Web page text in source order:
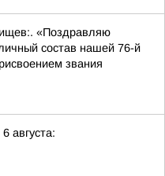
«Поздравляю
состав нашей 76-й
звания
августа: